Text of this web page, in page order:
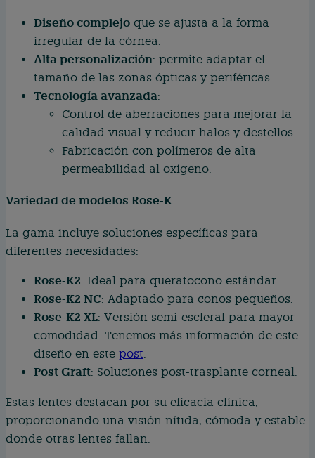
Diseño complejo que se ajusta a la forma
irregular de la córnea.
Alta personalización: permite adaptar el
tamaño de las zonas ópticas y periféricas.
Tecnología avanzada:
Control de aberraciones para mejorar la
calidad visual y reducir halos y destellos.
Fabricación con polímeros de alta
permeabilidad al oxígeno.
Variedad de modelos Rose-K
La gama incluye soluciones específicas para
diferentes necesidades:
Rose-K2: Ideal para queratocono estándar.
Rose-K2 NC: Adaptado para conos pequeños.
Rose-K2 XL: Versión semi-escleral para mayor
comodidad. Tenemos más información de este
diseño en este post.
Post Graft: Soluciones post-trasplante corneal.
Estas lentes destacan por su eficacia clínica,
proporcionando una visión nítida, cómoda y estable
donde otras lentes fallan.